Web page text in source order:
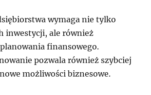
wymaga nie tylko
inwestycji, ale również
finansowego.
pozwala również szybciej
możliwości biznesowe.